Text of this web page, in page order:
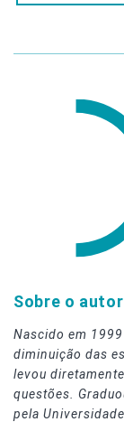
Sobre o
Nascido em
diminuição das
levou
questões.
pela